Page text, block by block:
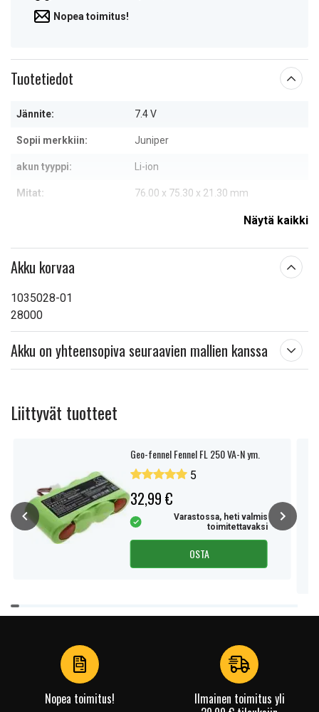
Nopea toimitus!
Tuotetiedot
Jännite: 7.4 V
Sopii merkkiin: Juniper
akun tyyppi: Li-ion
Mitat: 76.00 x 75.30 x 21.30 mm
Näytä kaikki
Akku korvaa
1035028-01
28000
Akku on yhteensopiva seuraavien mallien kanssa
Liittyvät tuotteet
Geo-fennel Fennel FL 250 VA-N ym.
5
32,99 €
Varastossa, heti valmis
toimitettavaksi
OSTA
Item
1
Nopea toimitus!
Ilmainen toimitus yli